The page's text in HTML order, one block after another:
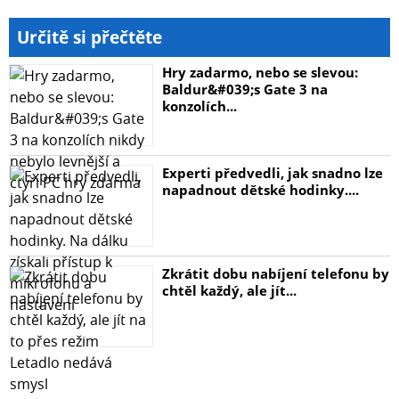
(64B)
Podpora přenosu: JumboFrame 10 KB
Provedení: DIN lišta, na zeď
Napájení: duální, DC 9-48 V nebo AC 24 V, celkový příkon
max. 22,5 W (zdroj není součástí balení)
Ochrana: ESD do 6 kV DC, přepěťová ochrana do 6 kV DC
Provozní teplota: -40 až +75 °C
Rozměry: 135 x 135 x 60 mm
Hmotnost: 1129 g
Funkce administrace:
Správa: konzole přes RJ-45, Telnet, Web, SNMP v1/v2c/v3,
SSH v2, TLS v1.2
Řízení přístupu: Protokol ACL založený na
IP/MAC/Ethertype/protokol/VLAN/DSCP/802.1p, až 512
pravidel
L3 routing: max. 32 VLAN rozhraní, 32 položek statického
směrování, 1k položek směrovací tabulky, OSPF v2/v3,
RIP v2, IPv4/IPv6 HW statické směrování
Určitě si přečtěte
Hry zadarmo, nebo se slevou:
Baldur&#039;s Gate 3 na
konzolích...
Experti předvedli, jak snadno lze
napadnout dětské hodinky....
Zkrátit dobu nabíjení telefonu by
chtěl každý, ale jít...